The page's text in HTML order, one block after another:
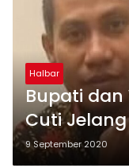
Halbar
Bupati dan
Cuti
9 September 2020